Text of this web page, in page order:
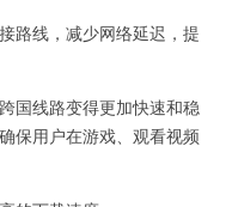
线，减少网络延迟，提
线路变得更加快速和稳
保用户在游戏、观看视频